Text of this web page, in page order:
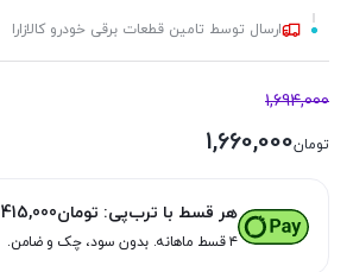
ارسال توسط تامین قطعات برقی خودرو کالازارا
1,694,000
تومان1,660,000
هر قسط با ترب‌پی: تومان415,000
۴ قسط ماهانه. بدون سود، چک و ضامن.